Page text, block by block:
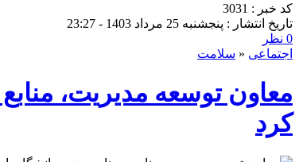
کد خبر : 3031
تاریخ انتشار : پنجشنبه 25 مرداد 1403 - 23:27
0 نظر
اجتماعی « سلامت
معاون توسعه مدیریت، منابع
کرد